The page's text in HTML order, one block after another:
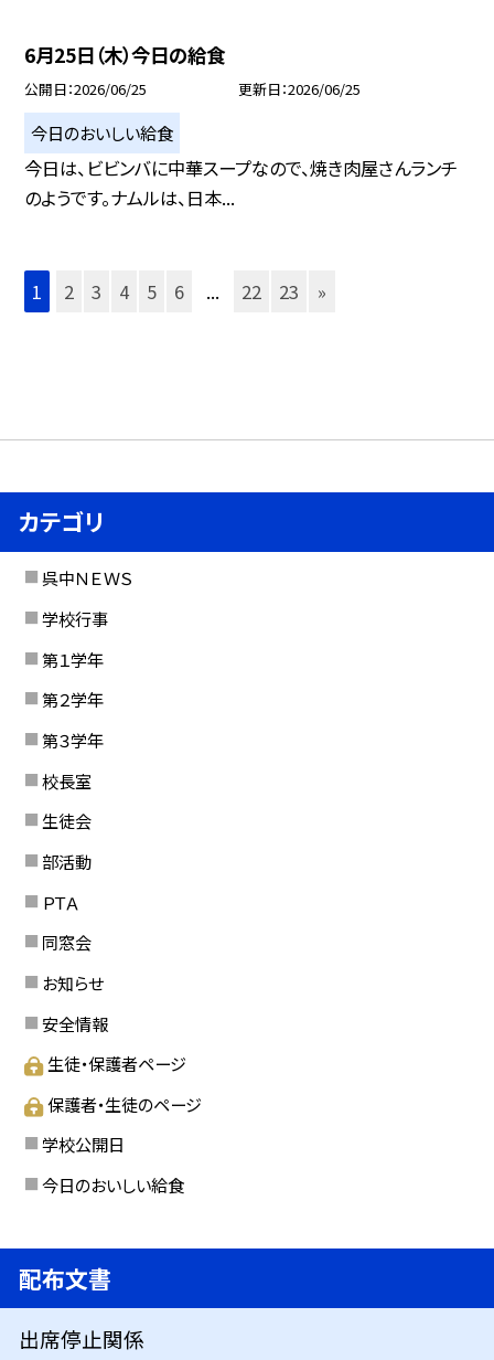
6月25日（木）今日の給食
公開日 2026/06/25 更新日 2026/06/25
今日のおいしい給食
今日は、ビビンバに中華スープなので、焼き肉屋さんランチ
のようです。ナムルは、日本...
1 2 3 4 5 6 ... 22 23 »
カテゴリ
呉中ＮＥＷＳ
学校行事
第１学年
第２学年
第３学年
校長室
生徒会
部活動
ＰＴＡ
同窓会
お知らせ
安全情報
生徒・保護者ページ
保護者・生徒のページ
学校公開日
今日のおいしい給食
配布文書
出席停止関係